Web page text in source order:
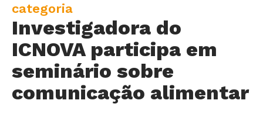
Investigadora do
ICNOVA participa em
seminário sobre
comunicação alimentar
a
t
e
g
o
r
categoria